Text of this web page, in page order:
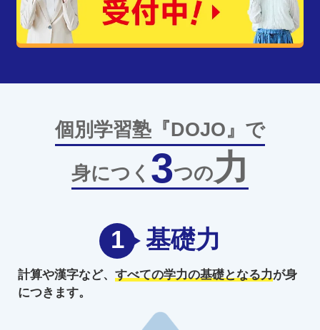
個別学習塾『DOJO』で
身につく 3つの力
1 基礎力
計算や漢字など、 すべての学力の基礎となる力が身
につきます。